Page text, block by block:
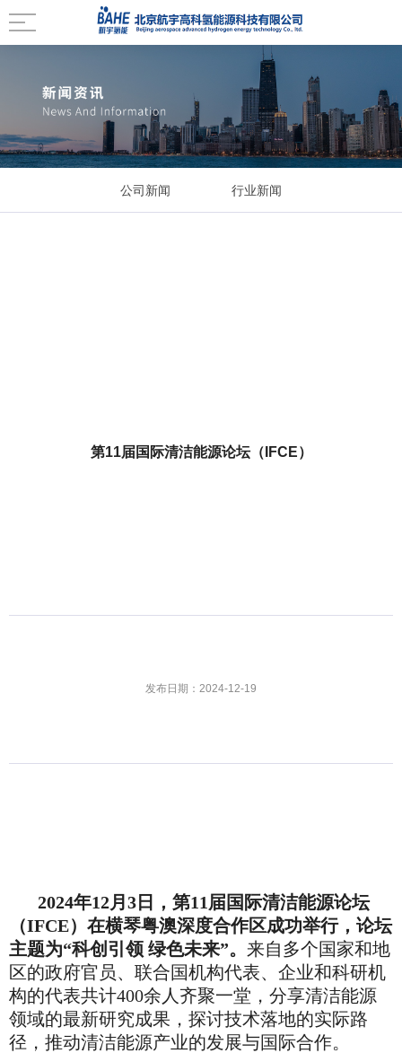
公司新闻 行业新闻
第11届国际清洁能源论坛（IFCE）
发布日期：2024-12-19
2024年12月 3 日，第11 届国际清洁能源论坛
（IFCE）在横琴粤澳深度合作区成功举行，论坛
主题为“科创引领 绿色未来”。 来自多个国家和地
区的政府官员、联合国机构代表、企业和科研机
构的代表共计400余人齐聚一堂，分享清洁能源
领域的最新研究成果，探讨技术落地的实际路
径，推动清洁能源产业的发展与国际合作。